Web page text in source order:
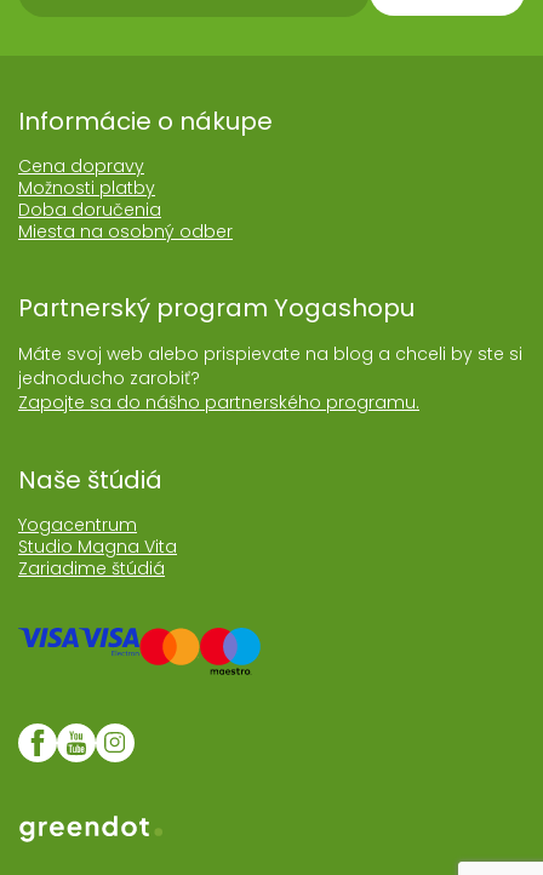
Informácie o nákupe
Cena dopravy
Možnosti platby
Doba doručenia
Miesta na osobný odber
Partnerský program Yogashopu
Máte svoj web alebo prispievate na blog a chceli by ste si
jednoducho zarobiť?
Zapojte sa do nášho partnerského programu.
Naše štúdiá
Yogacentrum
Studio Magna Vita
Zariadime štúdiá
Web realizoval Greendot